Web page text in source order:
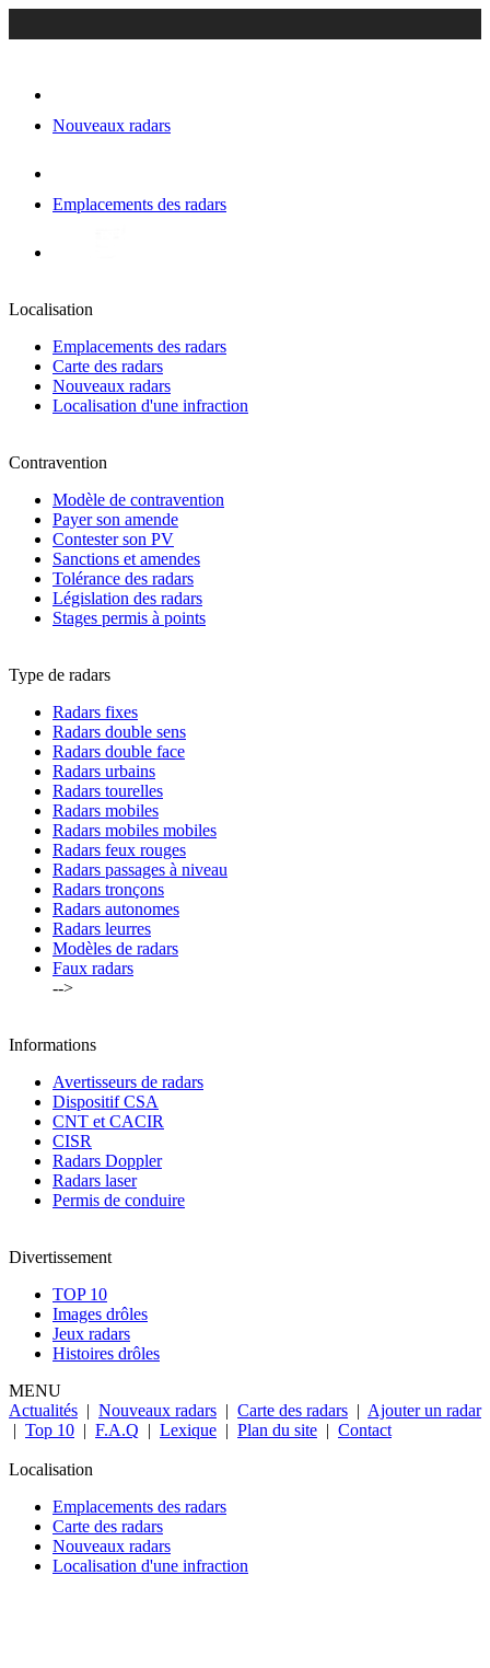
Nouveaux radars
Emplacements des radars
Localisation
Emplacements des radars
Carte des radars
Nouveaux radars
Localisation d'une infraction
Contravention
Modèle de contravention
Payer son amende
Contester son PV
Sanctions et amendes
Tolérance des radars
Législation des radars
Stages permis à points
Type de radars
Radars fixes
Radars double sens
Radars double face
Radars urbains
Radars tourelles
Radars mobiles
Radars mobiles mobiles
Radars feux rouges
Radars passages à niveau
Radars tronçons
Radars autonomes
Radars leurres
Modèles de radars
Faux radars
-->
Informations
Avertisseurs de radars
Dispositif CSA
CNT et CACIR
CISR
Radars Doppler
Radars laser
Permis de conduire
Divertissement
TOP 10
Images drôles
Jeux radars
Histoires drôles
MENU
Actualités | Nouveaux radars | Carte des radars | Ajouter un radar
| Top 10 | F.A.Q | Lexique | Plan du site | Contact
Localisation
Emplacements des radars
Carte des radars
Nouveaux radars
Localisation d'une infraction